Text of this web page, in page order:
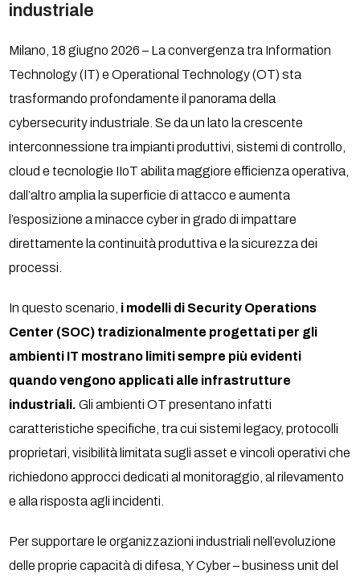
industriale
Milano, 18 giugno 2026 – La convergenza tra Information
Technology (IT) e Operational Technology (OT) sta
trasformando profondamente il panorama della
cybersecurity industriale. Se da un lato la crescente
interconnessione tra impianti produttivi, sistemi di controllo,
cloud e tecnologie IIoT abilita maggiore efficienza operativa,
dall’altro amplia la superficie di attacco e aumenta
l’esposizione a minacce cyber in grado di impattare
direttamente la continuità produttiva e la sicurezza dei
processi.
In questo scenario, i modelli di Security Operations
Center (SOC) tradizionalmente progettati per gli
ambienti IT mostrano limiti sempre più evidenti
quando vengono applicati alle infrastrutture
industriali. Gli ambienti OT presentano infatti
caratteristiche specifiche, tra cui sistemi legacy, protocolli
proprietari, visibilità limitata sugli asset e vincoli operativi che
richiedono approcci dedicati al monitoraggio, al rilevamento
e alla risposta agli incidenti.
Per supportare le organizzazioni industriali nell’evoluzione
delle proprie capacità di difesa, Y Cyber – business unit del